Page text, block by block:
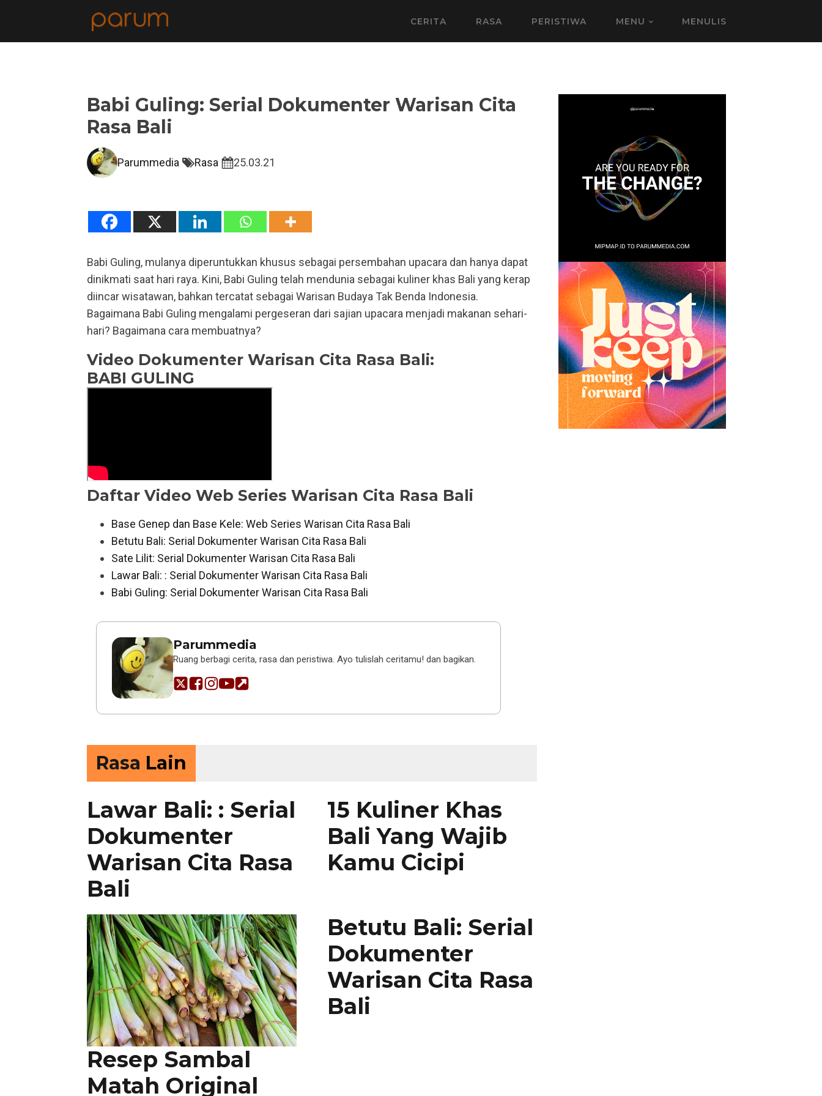
CERITA RASA PERISTIWA MENU MENULIS
Babi Guling: Serial Dokumenter Warisan Cita
Rasa Bali
Parummedia Rasa 25.03.21
Babi Guling, mulanya diperuntukkan khusus sebagai persembahan upacara dan hanya dapat
dinikmati saat hari raya. Kini, Babi Guling telah mendunia sebagai kuliner khas Bali yang kerap
diincar wisatawan, bahkan tercatat sebagai Warisan Budaya Tak Benda Indonesia.
Bagaimana Babi Guling mengalami pergeseran dari sajian upacara menjadi makanan sehari-
hari? Bagaimana cara membuatnya?
Video Dokumenter Warisan Cita Rasa Bali:
BABI GULING
Daftar Video Web Series Warisan Cita Rasa Bali
Base Genep dan Base Kele: Web Series Warisan Cita Rasa Bali
Betutu Bali: Serial Dokumenter Warisan Cita Rasa Bali
Sate Lilit: Serial Dokumenter Warisan Cita Rasa Bali
Lawar Bali: : Serial Dokumenter Warisan Cita Rasa Bali
Babi Guling: Serial Dokumenter Warisan Cita Rasa Bali
Parummedia
Ruang berbagi cerita, rasa dan peristiwa. Ayo tulislah ceritamu! dan bagikan.
Rasa Lain
Lawar Bali: : Serial
Dokumenter
Warisan Cita Rasa
Bali
15 Kuliner Khas
Bali Yang Wajib
Kamu Cicipi
Resep Sambal
Matah Original
Betutu Bali: Serial
Dokumenter
Warisan Cita Rasa
Bali